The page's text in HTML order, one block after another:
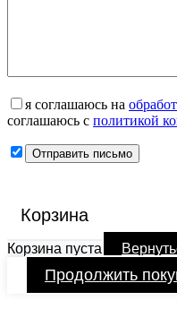
я соглашаюсь на
соглашаюсь с политикой
Корзина
Корзина пуста
Продолжить